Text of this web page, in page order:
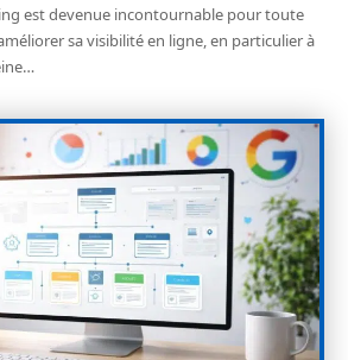
est devenue incontournable pour toute
sa visibilité en ligne, en particulier à
…